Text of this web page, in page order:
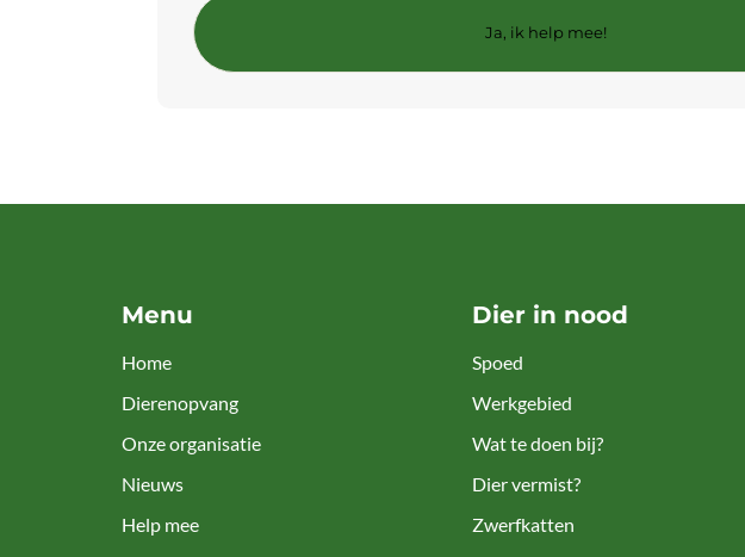
Menu
Home
Dierenopvang
Onze organisatie
Nieuws
Help mee
Dier in nood
Spoed
Werkgebied
Wat te doen bij?
Dier vermist?
Zwerfkatten